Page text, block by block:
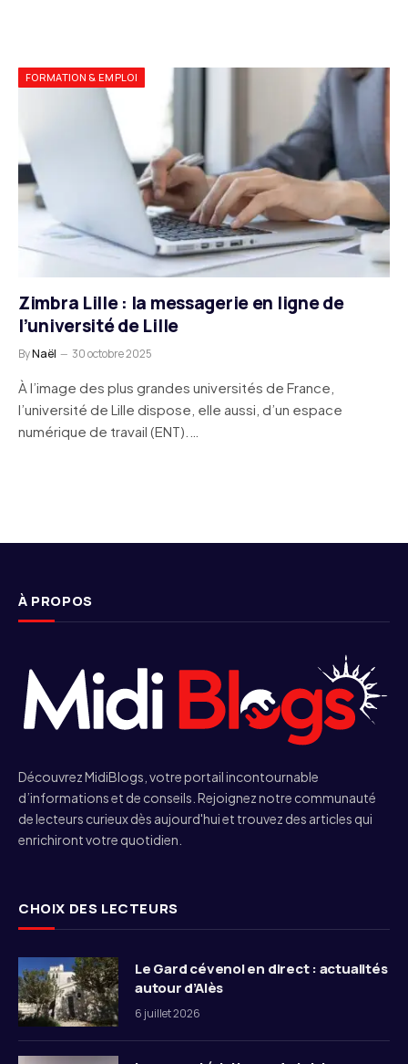
FORMATION & EMPLOI
Zimbra Lille : la messagerie en ligne de
l’université de Lille
ByNaël 30 octobre 2025
À l’image des plus grandes universités de France,
l’université de Lille dispose, elle aussi, d’un espace
numérique de travail (ENT).…
À PROPOS
Découvrez MidiBlogs, votre portail incontournable
d’informations et de conseils. Rejoignez notre communauté
de lecteurs curieux dès aujourd'hui et trouvez des articles qui
enrichiront votre quotidien.
CHOIX DES LECTEURS
Le Gard cévenol en direct : actualités
autour d’Alès
6 juillet 2026